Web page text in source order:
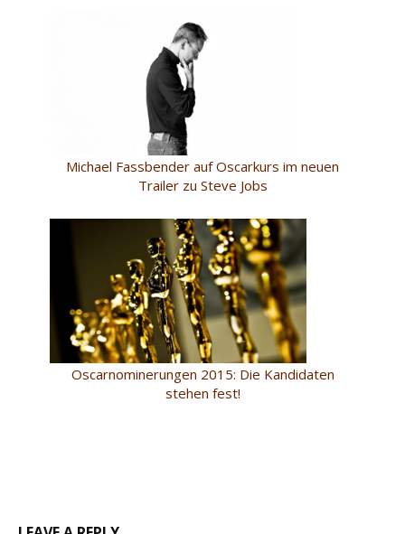
Michael Fassbender auf Oscarkurs im neuen
Trailer zu Steve Jobs
Oscarnominerungen 2015: Die Kandidaten
stehen fest!